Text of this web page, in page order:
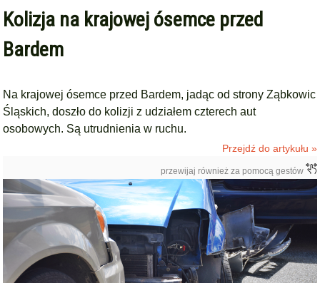
Kolizja na krajowej ósemce przed
Bardem
Na krajowej ósemce przed Bardem, jadąc od strony Ząbkowic
Śląskich, doszło do kolizji z udziałem czterech aut
osobowych. Są utrudnienia w ruchu.
Przejdź do artykułu »
przewijaj również za pomocą gestów